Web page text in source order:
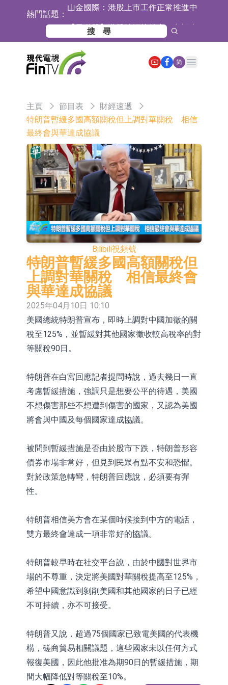
熱門話題： 【異動股】港股跌幅榜前十，九福來
(08611.HK)跌21.43%，天瑞汽車内飾
(06162.HK)跌18.44%
【異動股】港股漲幅榜前十，佳明集
團控股(01271.HK)漲+78.22%，拿森
科技(02261.HK)漲+64.11%
斯迪克：公司為國內摺疊屏核心功能
材料供應商
恒瑞醫藥：公司已在中國獲批上市26
目標客戶的測試認證
上期所：7月份對11個實際控制關系
賬戶組採取限制開倉的監管措施
特發服務：成功中標嗶哩嗶哩上海濱
江總部物業服務項目
亞太股份：公司是零跑汽車和
Stellantis集團的供應商
理工雷科面向邊緣AI場景推出"山
海"系列智算模組 系列產品基於國產
CPU與GPU構建
【異動股】醫療研發外包板塊拉升，
博騰股份(300363.CN)漲20.02%
日韓股市收盤雙雙下跌
依米康：海外交付以東南亞、中東市
場為主 並已取得歐美相關認證
上交所：財通多策略福鑫定期開放靈
活配置混合型發起式證券投資基金臨
時停牌
上交所：景順長城全球半導體芯片產
業股票型證券投資基金臨時停牌
【異動股】港股跌幅榜前十，卡森國
際(00496.HK)跌22.40%，九福來
(08611.HK)跌21.01%
【異動股】港股漲幅榜前十，拿森科
技(02261.HK)漲+75.05%，辰興發展
神火股份：新疆神火鋁水轉化率已
貓(601015.CN)跌8.38%
浙江證監局對財通證券股份有限公司
採取出具警示函措施
山金國際：港股上市工作正常推進中
简
Open main menu
主頁 節目表
財經速遞
特朗普暫緩多國高額關稅但上調對華關稅 相信
最終會與華達成協議
Bilibili視頻號
特朗普暫緩多國高額關稅但
上調對華關稅 相信最終會
與華達成協議
2025年04月10日 10:10
美國總統特朗普宣布，即時上調對中國加徵的關
稅至125%，並暫緩對其他國家徵收較高稅率的對
等關稅90日。
特朗普在白宮回應記者提問時說，過去幾日一直
考慮暫緩措施，強調只是想要公平的待遇，美國
不想傷害那些不想遭到傷害的國家，又認為美國
將會與中國及每個國家達成協議。
被問到暫緩措施是否由於股市下跌，特朗普形容
債券市場非常好，但見到民眾有點不安和恐懼。
對於政策急轉彎，特朗普回應說，必須要有彈
性。
特朗普相信美方會在某個時候接到中方的電話，
雙方最終會達成一項非常好的協議。
特朗普較早時在社交平台說，由於中國對世界市
場的不尊重，決定將美國對華關稅提高至125%，
希望中國意識到剝削美國和其他國家的日子已經
不可持續，亦不可接受。
特朗普又說，超過75個國家已致電美國的代表機
構，磋商貿易相關議題，這些國家未以任何方式
報復美國，因此他批准為期90日的暫緩措施，期
間大幅降低對等關稅至10%。